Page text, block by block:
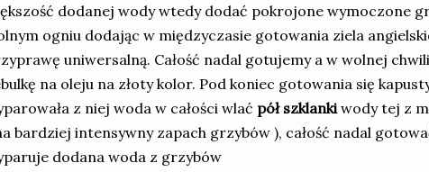
dodanej wody wtedy dodać pokrojone wymoczone
ogniu dodając w międzyczasie gotowania ziela
uniwersalną. Całość nadal gotujemy a w wolnej
na oleju na złoty kolor. Pod koniec gotowania się
z niej woda w całości wlać pół szklanki wody tej z
bardziej intensywny zapach grzybów ), całość nadal
dodana woda z grzybów